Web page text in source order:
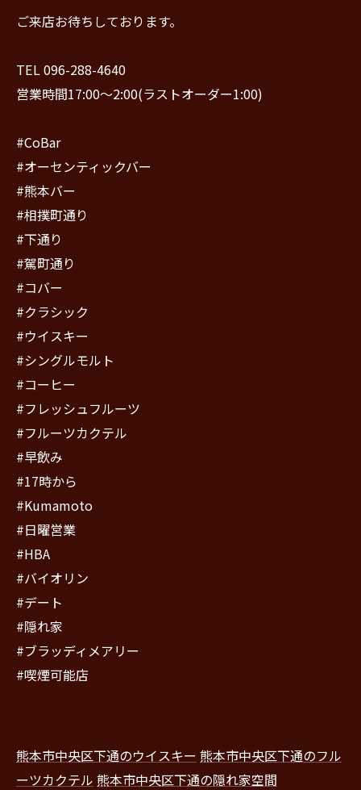
ご来店お待ちしております。
TEL 096-288-4640
営業時間17:00〜2:00(ラストオーダー1:00)
#CoBar
#オーセンティックバー
#熊本バー
#相撲町通り
#下通り
#駕町通り
#コバー
#クラシック
#ウイスキー
#シングルモルト
#コーヒー
#フレッシュフルーツ
#フルーツカクテル
#早飲み
#17時から
#Kumamoto
#日曜営業
#HBA
#バイオリン
#デート
#隠れ家
#ブラッディメアリー
#喫煙可能店
熊本市中央区下通のウイスキー 熊本市中央区下通のフル
ーツカクテル 熊本市中央区下通の隠れ家空間